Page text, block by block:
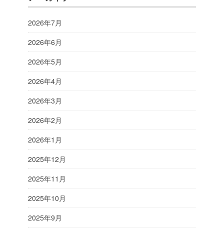
2026年7月
2026年6月
2026年5月
2026年4月
2026年3月
2026年2月
2026年1月
2025年12月
2025年11月
2025年10月
2025年9月